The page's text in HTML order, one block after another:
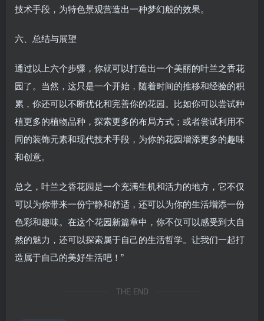
技术手段，为特色景观营造出一种梦幻般的效果。
六、总结与展望
通过以上六个步骤，你就可以打造出一个美丽的叶兰之香花
园了。当然，这只是一个开始，随着时间的推移和经验的积
累，你还可以不断优化和完善你的花园。比如你可以尝试种
植更多的植物品种，探索更多的布局方式；或者尝试利用不
同的装饰元素和现代技术手段，为你的花园增添更多的趣味
和创意。
总之，叶兰之香花园是一个充满生机和活力的地方，它不仅
可以为你带来一份宁静和舒适，还可以为你的生活增添一份
色彩和趣味。在这个花园新篇章中，你不仅可以感受到大自
然的魅力，还可以探索属于自己的生活哲学。让我们一起打
造属于自己的美好生活吧！”
THE END